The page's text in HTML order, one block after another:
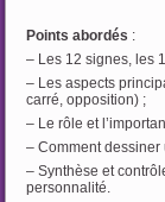
Points abordés :
– Les 12 signes, les
– Les aspects
carré, opposition) ;
– Le rôle et
– Comment dessiner
– Synthèse et
personnalité.